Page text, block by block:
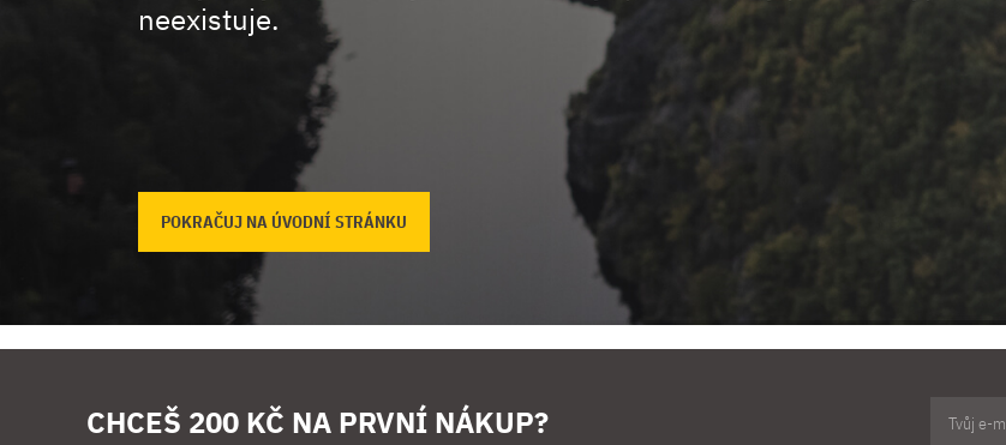
neexistuje.
POKRAČUJ NA ÚVODNÍ STRÁNKU
CHCEŠ 200 KČ NA PRVNÍ NÁKUP?